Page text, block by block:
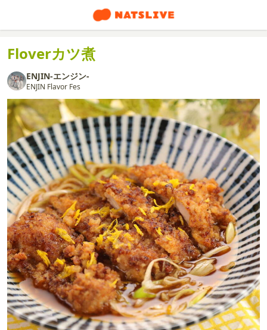
Floverカツ煮
ENJIN-エンジン-
ENJIN Flavor Fes